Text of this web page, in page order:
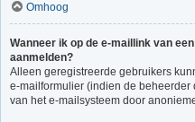
Omhoog
Wanneer ik op de e-maillink van
aanmelden?
Alleen geregistreerde gebruikers
e-mailformulier (indien de beheerder
van het e-mailsysteem door